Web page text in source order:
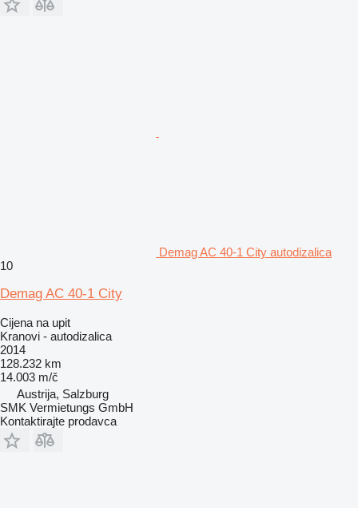
Demag AC 40-1 City autodizalica
10
Demag AC 40-1 City
Cijena na upit
Kranovi - autodizalica
2014
128.232 km
14.003 m/č
Austrija, Salzburg
SMK Vermietungs GmbH
Kontaktirajte prodavca